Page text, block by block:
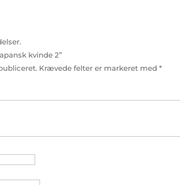
kvinde 2”
Krævede felter er markeret med*